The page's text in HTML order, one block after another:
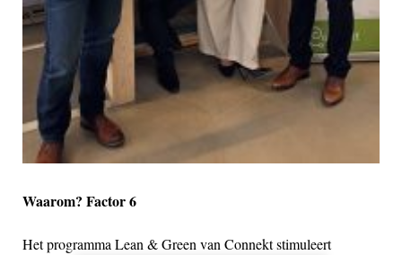
Waarom? Factor 6
Het programma Lean & Green van Connekt stimuleert